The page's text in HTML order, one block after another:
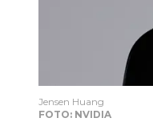
Jensen Huang
FOTO: NVIDIA